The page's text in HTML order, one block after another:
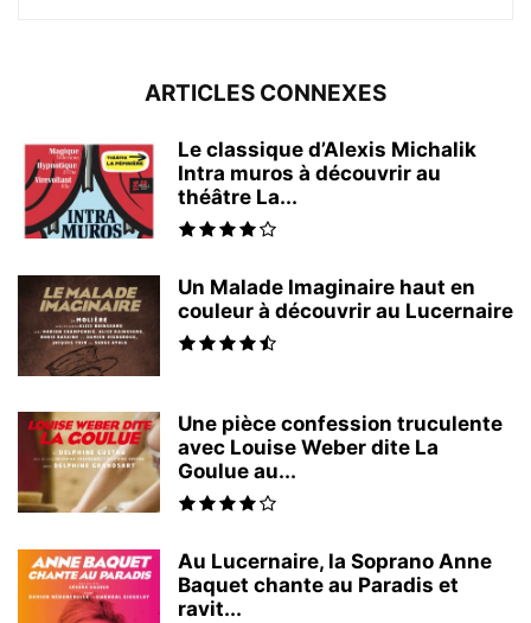
ARTICLES CONNEXES
Le classique d’Alexis Michalik
Intra muros à découvrir au
théâtre La...
Un Malade Imaginaire haut en
couleur à découvrir au Lucernaire
Une pièce confession truculente
avec Louise Weber dite La
Goulue au...
Au Lucernaire, la Soprano Anne
Baquet chante au Paradis et
ravit...